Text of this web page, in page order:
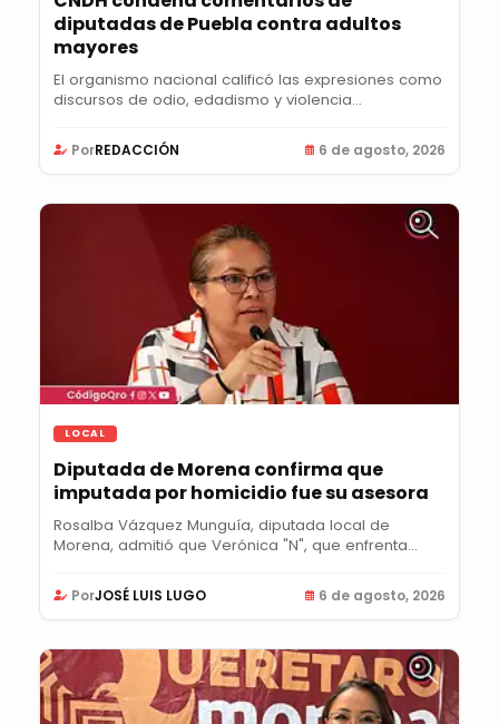
diputadas de Puebla contra adultos
mayores
El organismo nacional calificó las expresiones como
discursos de odio, edadismo y violencia...
PorREDACCIÓN 6 de agosto, 2026
LOCAL
Diputada de Morena confirma que
imputada por homicidio fue su asesora
Rosalba Vázquez Munguía, diputada local de
Morena, admitió que Verónica "N", que enfrenta...
PorJOSÉ LUIS LUGO 6 de agosto, 2026